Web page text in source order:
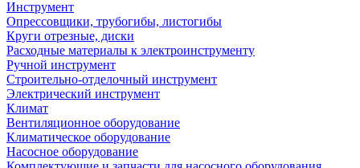
Инструмент
Опрессовщики, трубогибы, листогибы
Круги отрезные, диски
Расходные материалы к электроинструменту
Ручной инструмент
Строительно-отделочный инструмент
Электрический инструмент
Климат
Вентиляционное оборудование
Климатическое оборудование
Насосное оборудование